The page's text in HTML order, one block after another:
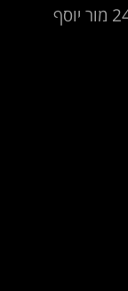
'תובענה ייצוגית'- ת"צ 24765-02-22 מור יוסף